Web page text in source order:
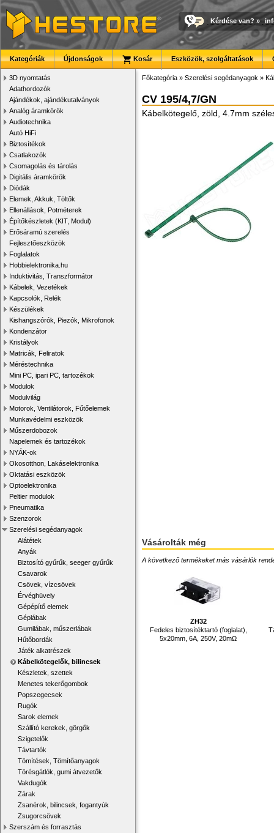
Kérdése van? »
Kategóriák Újdonságok Kosár Eszközök, szolgáltatások
3D nyomtatás
Adathordozók
Ajándékok, ajándékutalványok
Analóg áramkörök
Audiotechnika
Autó HiFi
Biztosítékok
Csatlakozók
Csomagolás és tárolás
Digitális áramkörök
Diódák
Elemek, Akkuk, Töltők
Ellenállások, Potméterek
Építőkészletek (KIT, Modul)
Erősáramú szerelés
Fejlesztőeszközök
Foglalatok
Hobbielektronika.hu
Induktivitás, Transzformátor
Kábelek, Vezetékek
Kapcsolók, Relék
Készülékek
Kishangszórók, Piezók, Mikrofonok
Kondenzátor
Kristályok
Matricák, Feliratok
Méréstechnika
Mini PC, ipari PC, tartozékok
Modulok
Modulvilág
Motorok, Ventilátorok, Fűtőelemek
Munkavédelmi eszközök
Műszerdobozok
Napelemek és tartozékok
NYÁK-ok
Okosotthon, Lakáselektronika
Oktatási eszközök
Optoelektronika
Peltier modulok
Pneumatika
Szenzorok
Szerelési segédanyagok
Alátétek
Anyák
Biztosító gyűrűk, seeger gyűrűk
Csavarok
Csövek, vízcsövek
Érvéghüvely
Gépépítő elemek
Géplábak
Gumilábak, műszerlábak
Hűtőbordák
Játék alkatrészek
Kábelkötegelők, bilincsek
Készletek, szettek
Menetes tekerőgombok
Popszegecsek
Rugók
Sarok elemek
Szállító kerekek, görgők
Szigetelők
Távtartók
Tömítések, Tömítőanyagok
Törésgátlók, gumi átvezetők
Vakdugók
Zárak
Zsanérok, bilincsek, fogantyúk
Zsugorcsövek
Szerszám és forrasztás
Főkategória » Szerelési segédanyagok »
CV 195/4,7/GN
Kábelkötegelő, zöld, 4.7mm
Vásárolták még
A következő termékeket más vásárlók
ZH32
Fedeles biztosítéktartó (foglalat),
5x20mm, 6A, 250V, 20mΩ